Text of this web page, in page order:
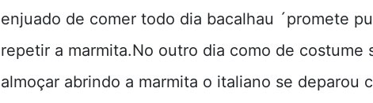
enjuado de comer todo dia bacalhau ´promete
repetir a marmita.No outro dia como de costume
almoçar abrindo a marmita o italiano se deparou